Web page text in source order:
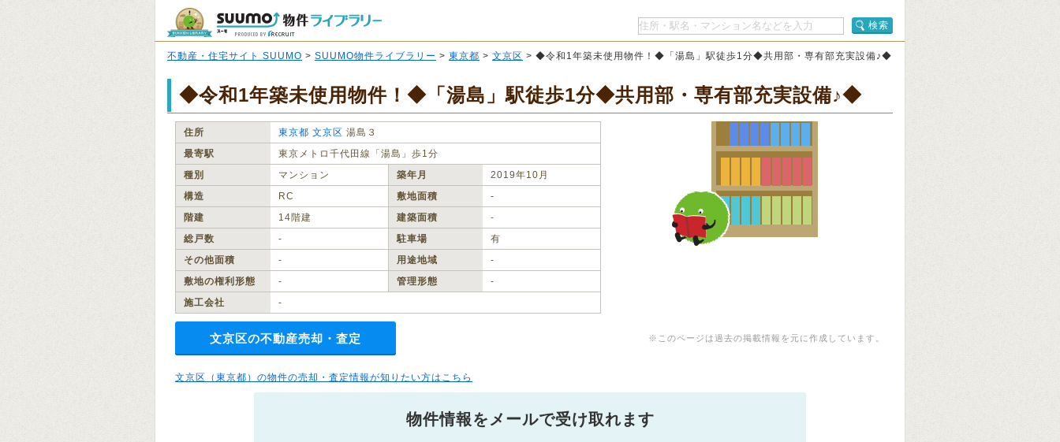
検索
不動産・住宅サイト SUUMO > SUUMO物件ライブラリー > 東京都 > 文京区 > ◆令和1年築未使用物件！◆「湯島」駅徒歩1分◆共用部・専有部充実設備♪◆
◆令和1年築未使用物件！◆「湯島」駅徒歩1分◆共用部・専有部充実設備♪◆
住所 東京都 文京区 湯島３
最寄駅
東京メトロ千代田線「湯島」歩1分
種別
マンション 築年月
2019年10月
構造
RC 敷地面積
‐
階建
14階建 建築面積
‐
総戸数
‐ 駐車場
有
その他面積
‐ 用途地域
‐
敷地の権利形態
‐ 管理形態
‐
施工会社
‐
※このページは過去の掲載情報を元に作成しています。
文京区の不動産売却・査定
文京区（東京都）の物件の売却・査定情報が知りたい方はこちら
物件情報をメールで受け取れます